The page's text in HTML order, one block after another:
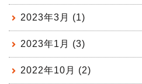
2023年3月 (1)
2023年1月 (3)
2022年10月 (2)